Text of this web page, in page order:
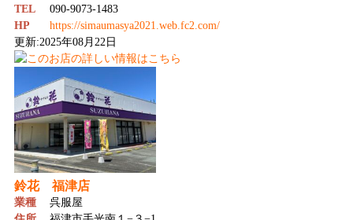
TEL
090-9073-1483
HP
https://simaumasya2021.web.fc2.com/
更新:2025年08月22日
鈴花 福津店
業種
呉服屋